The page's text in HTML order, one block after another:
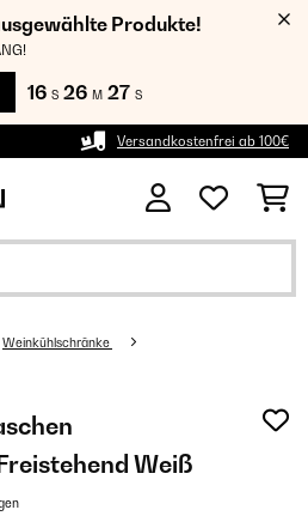
Produkte!
16 S 26 M 26 S
Versandkostenfrei ab 100€
Weinkühlschränke
Weiß